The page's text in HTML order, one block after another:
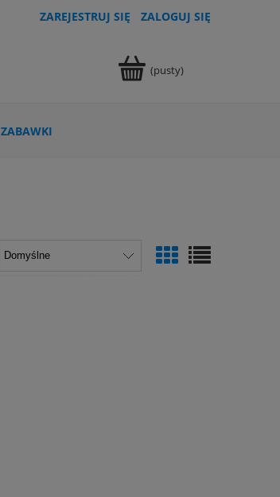
ZAREJESTRUJ SIĘ ZALOGUJ SIĘ
(pusty)
ZABAWKI